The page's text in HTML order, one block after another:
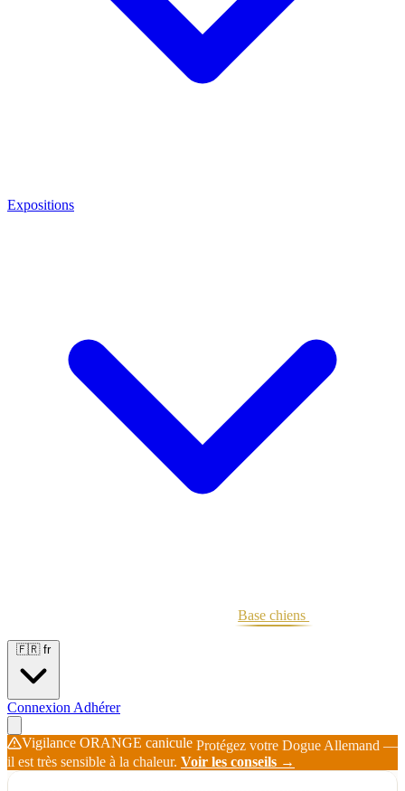
Expositions
Base chiens
🇫🇷 fr
Connexion Adhérer
Vigilance ORANGE canicule Protégez votre Dogue Allemand —
il est très sensible à la chaleur. Voir les conseils →